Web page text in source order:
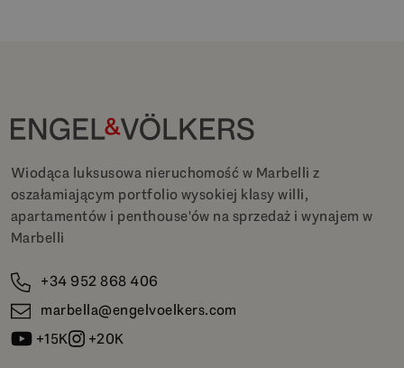
Wiodąca luksusowa nieruchomość w Marbelli z
oszałamiającym portfolio wysokiej klasy willi,
apartamentów i penthouse'ów na sprzedaż i wynajem w
Marbelli
+34 952 868 406
marbella@engelvoelkers.com
+15K
+20K